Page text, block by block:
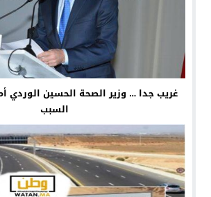
غريب جدا … وزير الصحة الحسين الوردي
السبب